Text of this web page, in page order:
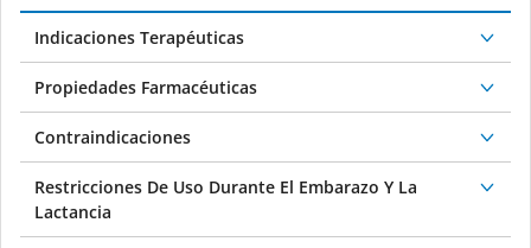
Indicaciones Terapéuticas
Propiedades Farmacéuticas
Contraindicaciones
Restricciones De Uso Durante El Embarazo Y La
Lactancia